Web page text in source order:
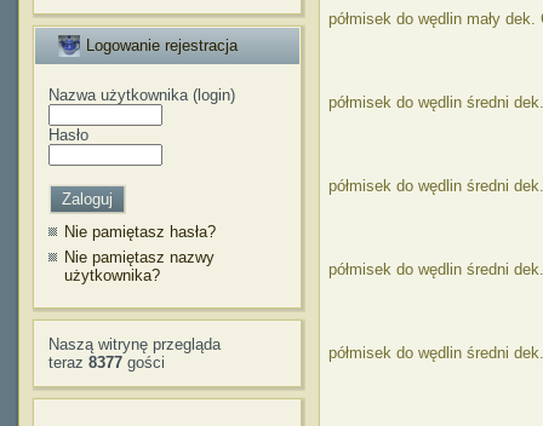
Logowanie rejestracja
Nazwa użytkownika (login)
Hasło
Nie pamiętasz hasła?
Nie pamiętasz nazwy
użytkownika?
Naszą witrynę przegląda
teraz 8377 gości
półmisek do wędlin mały dek.
półmisek do wędlin średni
półmisek do wędlin średni
półmisek do wędlin średni
półmisek do wędlin średni